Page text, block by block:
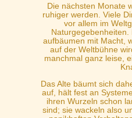
Die nächsten Monate
ruhiger werden. Viele
vor allem im
aufbäumen mit Macht,
auf der Weltbühne
manchmal ganz leise,
Das Alte bäumt sich
auf, hält fest an
ihren Wurzeln schon
sind; sie wackeln also